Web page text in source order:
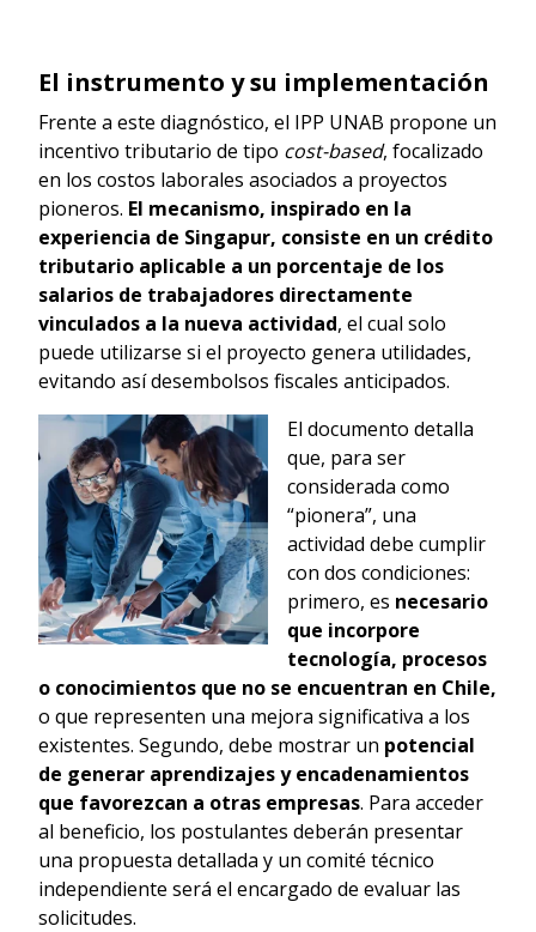
El instrumento y su implementación
Frente a este diagnóstico, el IPP UNAB propone un
incentivo tributario de tipo cost-based, focalizado
en los costos laborales asociados a proyectos
pioneros. El mecanismo, inspirado en la
experiencia de Singapur, consiste en un crédito
tributario aplicable a un porcentaje de los
salarios de trabajadores directamente
vinculados a la nueva actividad, el cual solo
puede utilizarse si el proyecto genera utilidades,
evitando así desembolsos fiscales anticipados.
El documento detalla
que, para ser
considerada como
“pionera”, una
actividad debe cumplir
con dos condiciones:
primero, es necesario
que incorpore
tecnología, procesos
o conocimientos que no se encuentran en Chile,
o que representen una mejora significativa a los
existentes. Segundo, debe mostrar un potencial
de generar aprendizajes y encadenamientos
que favorezcan a otras empresas. Para acceder
al beneficio, los postulantes deberán presentar
una propuesta detallada y un comité técnico
independiente será el encargado de evaluar las
solicitudes.